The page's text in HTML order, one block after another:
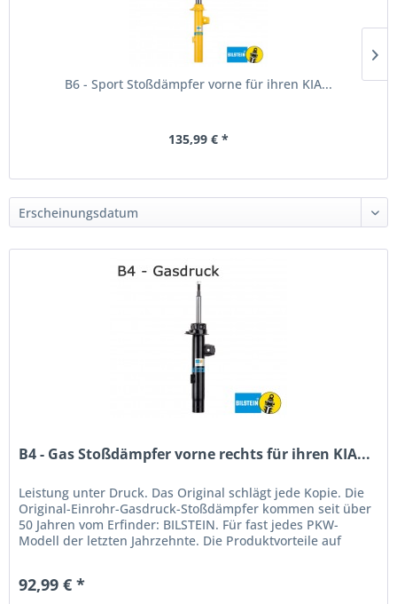
B6 - Sport Stoßdämpfer vorne für ihren KIA...
135,99 € *
B4 - Gas Stoßdämpfer vorne rechts für ihren KIA...
Leistung unter Druck. Das Original schlägt jede Kopie. Die
Original-Einrohr-Gasdruck-Stoßdämpfer kommen seit über
50 Jahren vom Erfinder: BILSTEIN. Für fast jedes PKW-
Modell der letzten Jahrzehnte. Die Produktvorteile auf
92,99 € *